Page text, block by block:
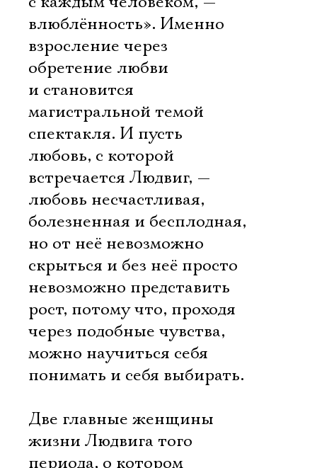
влюблённость». Именно
взросление через
обретение любви
и становится
магистральной темой
спектакля. И пусть
любовь, с которой
встречается Людвиг, —
любовь несчастливая,
болезненная и бесплодная,
но от неё невозможно
скрыться и без неё просто
невозможно представить
рост, потому что, проходя
через подобные чувства,
можно научиться себя
понимать и себя выбирать.
Две главные женщины
жизни Людвига того
периода, о котором
Электропочта